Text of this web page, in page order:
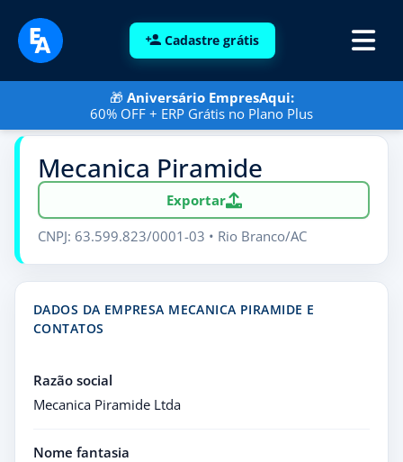
Cadastre grátis
🎁 Aniversário EmpresAqui:
60% OFF + ERP Grátis no Plano Plus
Mecanica Piramide
Exportar
CNPJ: 63.599.823/0001-03 • Rio Branco/AC
DADOS DA EMPRESA MECANICA PIRAMIDE E
CONTATOS
Razão social
Mecanica Piramide Ltda
Nome fantasia